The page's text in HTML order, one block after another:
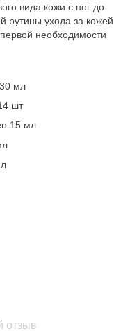
вида кожи с ног до
рутины ухода за кожей
необходимости
мл
шт
15 мл
отзыв